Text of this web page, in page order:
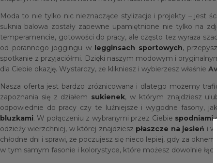
Moda to nie tylko nic nieznaczące stylizacje i projekty – jest
suknia balowa zostały zapewne upamiętnione nie tylko na
temperamencie, gotowości do pracy, ale często też wyraża
od porannego joggingu w legginsach sportowych,
spotkanie z przyjaciółmi. Dzięki naszym modowym i
dla Ciebie okazję. Wystarczy, że klikniesz i wybierzesz właśnie
Nasza oferta jest bardzo zróżnicowana i dlatego możemy
zapoznania się z działem sukienek, w którym znajdziesz
odpowiednie do pracy czy te luźniejsze i wygodne fasony,
bluzkami. W połączeniu z wybranymi przez Ciebie spodniami
odzieży wierzchniej, w której znajdziesz płaszcze na jesień i
chłodne dni i sprawi, że poczujesz się nieco lepiej, gdy za
w tym samym fasonie i kolorystyce, które możesz dowolnie